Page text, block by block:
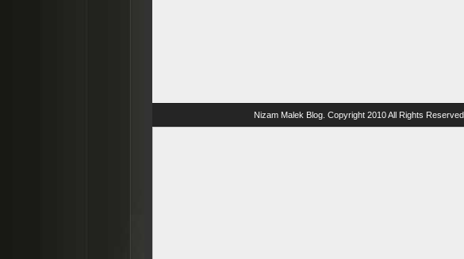
Nizam Malek Blog . Copyright 2010 All Rights Reserved